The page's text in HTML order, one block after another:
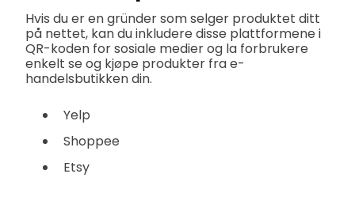
Hvis du er en gründer som selger produktet ditt
på nettet, kan du inkludere disse plattformene i
QR-koden for sosiale medier og la forbrukere
enkelt se og kjøpe produkter fra e-
handelsbutikken din.
Yelp
Shoppee
Etsy